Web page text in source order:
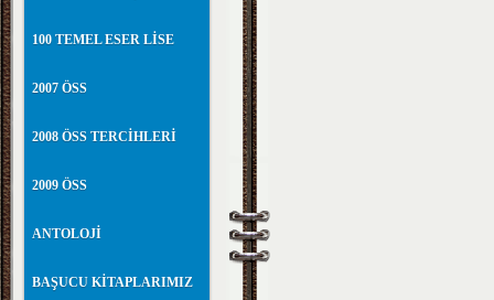
100 TEMEL ESER LİSE
2007 ÖSS
2008 ÖSS TERCİHLERİ
2009 ÖSS
ANTOLOJİ
BAŞUCU KİTAPLARIMIZ